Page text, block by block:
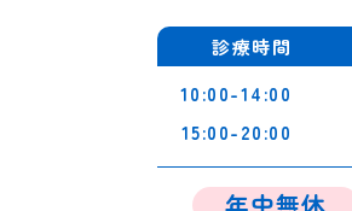
診療時間
10:00-14:00
15:00-20:00
年中無休